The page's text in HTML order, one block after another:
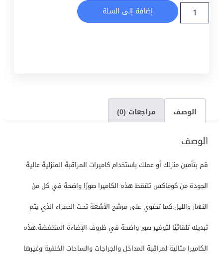
إضافة إلى السلة
الوصف مراجعات (0)
الوصف
قم بتأمين منزلك أو عملك باستخدام كاميرات المراقبة المنزلية عالية
الجودة من كوماكس تلتقط هذه الكاميرا صورًا واضحة في كل من
النهار والليل.كما تحتوي على مرشح الأشعة تحت الحمراء الذي يتم
تبديله تلقائيًا لتوفير صور واضحة في ظروف الإضاءة المنخفضة.هذه
الكاميرا مثالية لمراقبة المداخل والجراجات والساحات الخلفية وغيرها